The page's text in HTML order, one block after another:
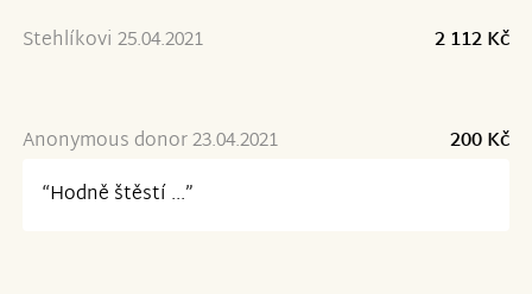
Stehlíkovi 25.04.2021 2 112 Kč
Anonymous donor 23.04.2021
200 Kč
“Hodně štěstí ...”